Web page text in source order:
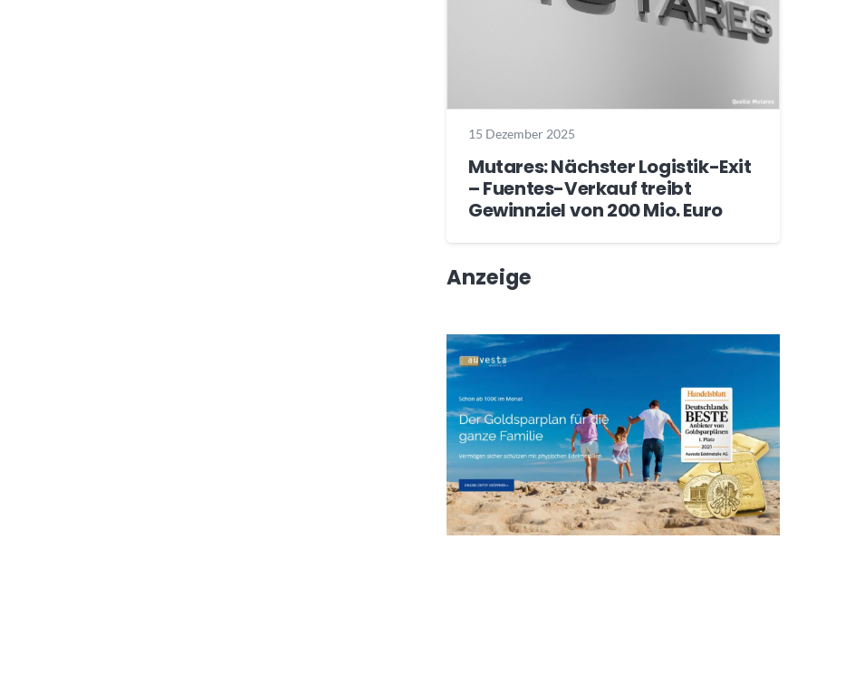
15 Dezember 2025
Mutares: Nächster Logistik-Exit
– Fuentes-Verkauf treibt
Gewinnziel von 200 Mio. Euro
Anzeige